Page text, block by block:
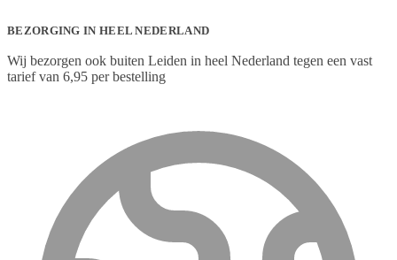
BEZORGING IN HEEL NEDERLAND
Wij bezorgen ook buiten Leiden in heel Nederland tegen een vast
tarief van 6,95 per bestelling